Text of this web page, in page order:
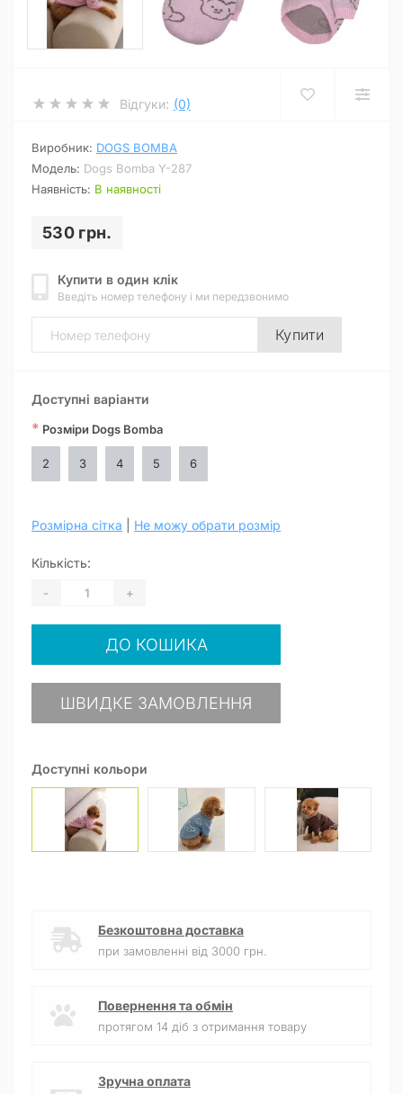
Відгуки: (0)
Виробник: DOGS BOMBA
Модель: Dogs Bomba Y-287
Наявність: В наявності
530 грн.
Купити в один клік
Введіть номер телефону і ми передзвонимо
Купити
Доступні кольори
Доступні варіанти
* Розміри Dogs Bomba
2 3 4 5 6
Розмірна сітка Не можу обрати розмір
Кількість:
- +
ДО КОШИКА
ШВИДКЕ ЗАМОВЛЕННЯ
Безкоштовна доставка
при замовленні від 3000 грн.
Повернення та обмін
протягом 14 діб з отримання товару
Зручна оплата